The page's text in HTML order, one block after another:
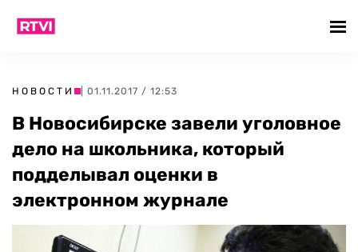
НОВОСТИ | 01.11.2017 / 12:53
В Новосибирске завели уголовное
дело на школьника, который
подделывал оценки в
электронном журнале